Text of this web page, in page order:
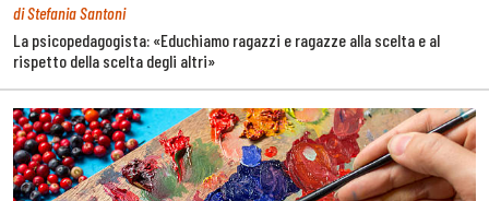
di Stefania Santoni
La psicopedagogista: «Educhiamo ragazzi e ragazze alla scelta e al
rispetto della scelta degli altri»